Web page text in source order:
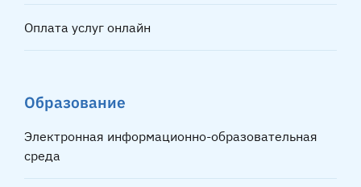
Оплата услуг онлайн
Образование
Электронная информационно-образовательная
среда